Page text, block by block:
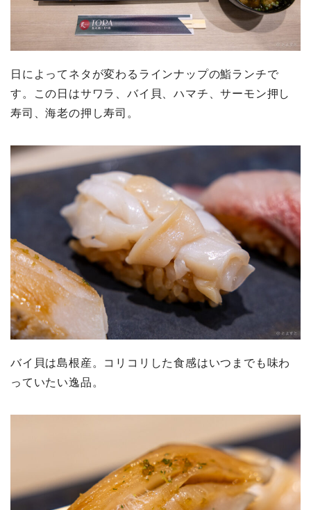
日によってネタが変わるラインナップの鮨ランチで
す。この日はサワラ、バイ貝、ハマチ、サーモン押し
寿司、海老の押し寿司。
バイ貝は島根産。コリコリした食感はいつまでも味わ
っていたい逸品。